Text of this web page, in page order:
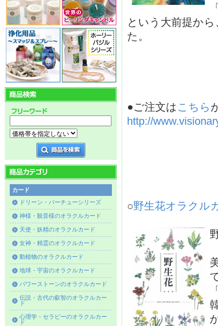
カード
ドリーン・バーチューシリーズ
神様・観音様のオラクルカード
天使・妖精のオラクルカード
女神・精霊のオラクルカード
動植物のオラクルカード
地球・宇宙のオラクルカード
パワーストーンのオラクルカード
伝説・古代の叡智のオラクルカー
ド
心理学・セラピーのオラクルカー
ド
という大前提か
た。
●ご注文は こちら
http://
○野生花オラクル